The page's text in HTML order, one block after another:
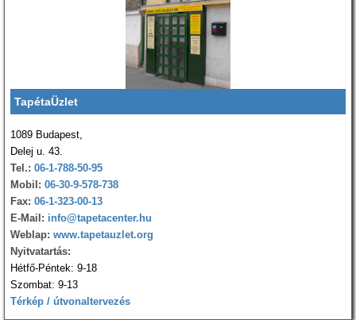
TapétaÜzlet
1089 Budapest,
Delej u. 43.
Tel.: 06-1-788-50-95
Mobil: 06-30-9-578-738
Fax: 06-1-323-00-13
E-Mail: info@tapetacenter.hu
Weblap: www.tapetauzlet.org
Nyitvatartás:
Hétfő-Péntek: 9-18
Szombat: 9-13
Térkép / útvonaltervezés